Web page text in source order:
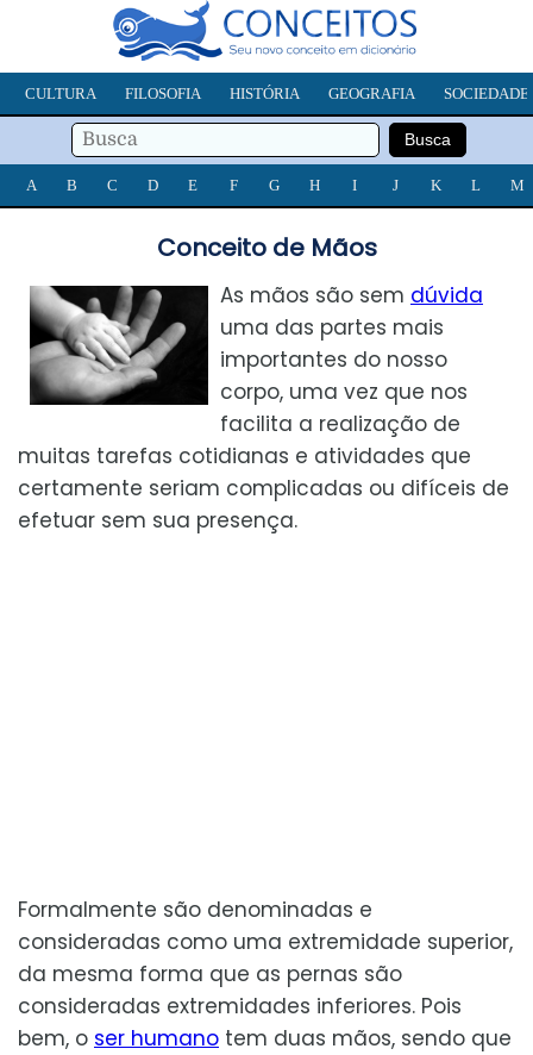
CULTURA FILOSOFIA HISTÓRIA GEOGRAFIA SOCIEDADE
A B C D E F G H I J K L M
Conceito de Mãos
As mãos são sem dúvida
uma das partes mais
importantes do nosso
corpo, uma vez que nos
facilita a realização de
muitas tarefas cotidianas e atividades que
certamente seriam complicadas ou difíceis de
efetuar sem sua presença.
Formalmente são denominadas e
consideradas como uma extremidade superior,
da mesma forma que as pernas são
consideradas extremidades inferiores. Pois
bem, o ser humano tem duas mãos, sendo que